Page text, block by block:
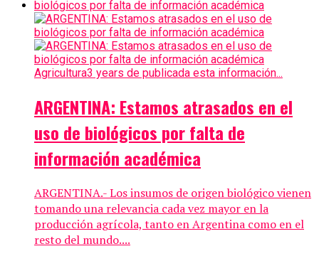
Agricultura3 years de publicada esta información...
ARGENTINA: Estamos atrasados en el
uso de biológicos por falta de
información académica
ARGENTINA.- Los insumos de origen biológico vienen
tomando una relevancia cada vez mayor en la
producción agrícola, tanto en Argentina como en el
resto del mundo....